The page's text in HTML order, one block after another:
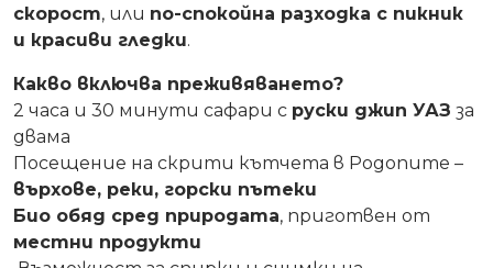
скорост, или по-спокойна разходка с пикник
и красиви гледки.
Какво включва преживяването?
2 часа и 30 минути сафари с руски джип УАЗ за
двама
Посещение на скрити кътчета в Родопите –
върхове, реки, горски пътеки
Био обяд сред природата, приготвен от
местни продукти